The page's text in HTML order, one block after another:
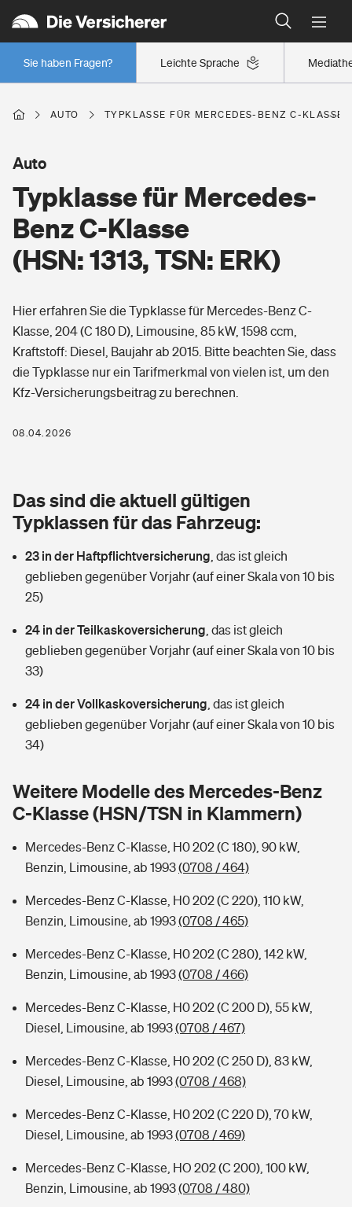
Leichte Sprache
Sie haben Fragen?
Wer versichert was: Jetzt Versicherer finden
Regionalklassen: So ist Ihre Region eingestuft
Wer versichert was: Jetzt Versicherer finden
Berufsunfähigkeitsversicherung
Arbeitsrechtsschutz
Berufshaftpflichtversicherung
Rentenrechner: Wie viel Geld bekomme ich im Alter?
Wer versichert was: Jetzt Versicherer finden
Sie haben Fragen?
Wohnen
Wohngebäudeversicherung
Hausratversicherung
Elementarversicherung
Photovoltaik
Wärmepumpen versichern
Vermieterrrechtsschutz
Mietkautionsversicherung
Restkreditversicherung
Zur Übersicht
Hochwasser-Check: Wie gefährdet ist Ihr Haus?
Wer versichert was: Jetzt Versicherer finden
Sie haben Fragen?
Pri­vate Haft­pflicht­
Rechts­schutz­ver­si­che­rung
Kinderunfall­ver­si­che­rung
Reiseversicherung
Handyversicherung
Private Cyberversicherung
Musikinstrumentenversicherung
Typklassen: So ist Ihr Auto eingestuft
Sie haben Fragen?
Gesundheit
Private Krankenversicherung
Tierkrankenversicherung
Zur Übersicht
Wer versichert was: Jetzt Versicherer finden
Sie haben Fragen?
Rentenrechner: Wie viel Geld bekomme ich im Alter?
AUTO TYPKLASSE FÜR MERCEDES-BENZ C-KLASSE
Typklasse für Mercedes-
Benz C-Klasse
(HSN: 1313, TSN: ERK)
Auto
Hier erfahren Sie die Typklasse für Mercedes-Benz C-
Klasse, 204 (C 180 D), Limousine, 85 kW, 1598 ccm,
Kraftstoff: Diesel, Baujahr ab 2015. Bitte beachten Sie, dass
die Typklasse nur ein Tarifmerkmal von vielen ist, um den
Kfz-Versicherungsbeitrag zu berechnen.
08.04.2026
Das sind die aktuell gültigen
Typklassen für das Fahrzeug:
23 in der Haftpflichtversicherung das ist gleich
geblieben gegenüber Vorjahr (auf einer Skala von 10 bis
25)
24 in der Teilkaskoversicherung das ist gleich
geblieben gegenüber Vorjahr (auf einer Skala von 10 bis
33)
24 in der Vollkaskoversicherung das ist gleich
geblieben gegenüber Vorjahr (auf einer Skala von 10 bis
34)
Weitere Modelle des Mercedes-Benz
C-Klasse (HSN/TSN in Klammern)
Mercedes-Benz C-Klasse, H0 202 (C 180), 90 kW,
Benzin, Limousine, ab 1993(0708 / 464)
Mercedes-Benz C-Klasse, H0 202 (C 220), 110 kW,
Benzin, Limousine, ab 1993(0708 / 465)
Mercedes-Benz C-Klasse, H0 202 (C 280), 142 kW,
Benzin, Limousine, ab 1993(0708 / 466)
Mercedes-Benz C-Klasse, H0 202 (C 200 D), 55 kW,
Diesel, Limousine, ab 1993(0708 / 467)
Mercedes-Benz C-Klasse, H0 202 (C 250 D), 83 kW,
Diesel, Limousine, ab 1993(0708 / 468)
Mercedes-Benz C-Klasse, H0 202 (C 220 D), 70 kW,
Diesel, Limousine, ab 1993(0708 / 469)
Mercedes-Benz C-Klasse, HO 202 (C 200), 100 kW,
Benzin, Limousine, ab 1993(0708 / 480)